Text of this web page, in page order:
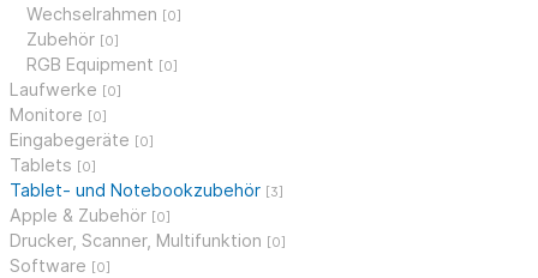
Wechselrahmen [0]
Zubehör [0]
RGB Equipment [0]
Laufwerke [0]
Monitore [0]
Eingabegeräte [0]
Tablets [0]
Tablet- und Notebookzubehör [3]
Apple & Zubehör [0]
Drucker, Scanner, Multifunktion [0]
Software [0]